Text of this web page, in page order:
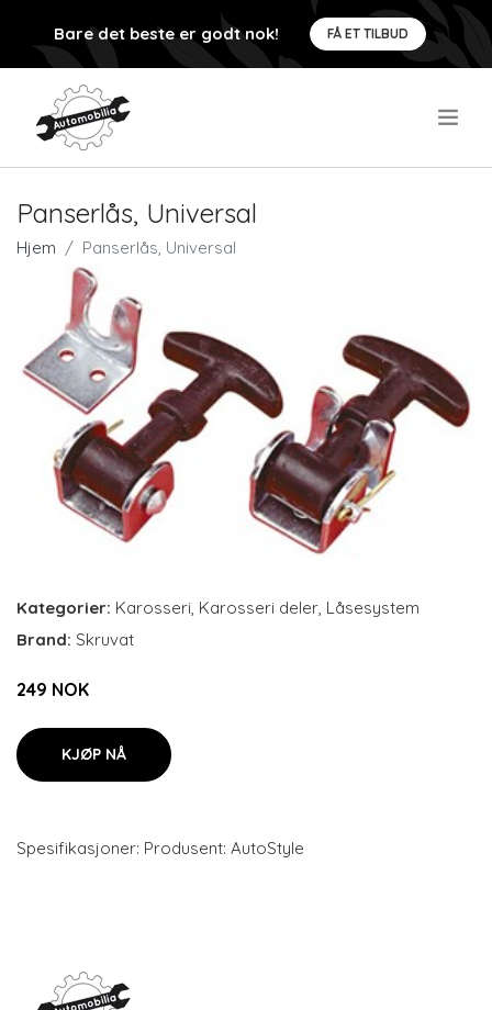
Bare det beste er godt nok! FÅ ET TILBUD
Panserlås, Universal
Hjem Panserlås, Universal
Kategorier: Karosseri, Karosseri deler, Låsesystem
Brand: Skruvat
249 NOK
KJØP NÅ
Spesifikasjoner: Produsent: AutoStyle